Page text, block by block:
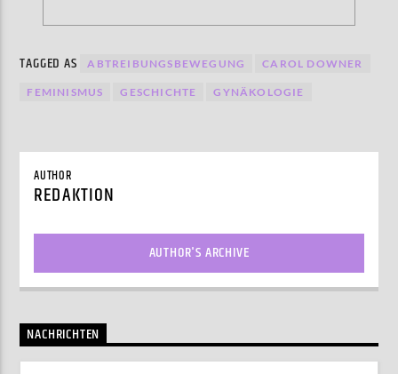
TAGGED AS ABTREIBUNGSBEWEGUNG CAROL DOWNER
FEMINISMUS GESCHICHTE GYNÄKOLOGIE
AUTHOR
REDAKTION
AUTHOR'S ARCHIVE
NACHRICHTEN